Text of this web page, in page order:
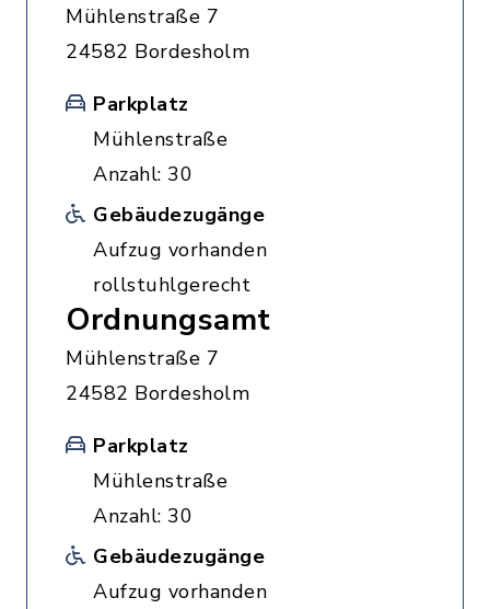
Mühlenstraße 7
24582 Bordesholm
Parkplatz
Mühlenstraße
Anzahl: 30
Gebäudezugänge
Aufzug vorhanden
rollstuhlgerecht
Ordnungsamt
Mühlenstraße 7
24582 Bordesholm
Parkplatz
Mühlenstraße
Anzahl: 30
Gebäudezugänge
Aufzug vorhanden